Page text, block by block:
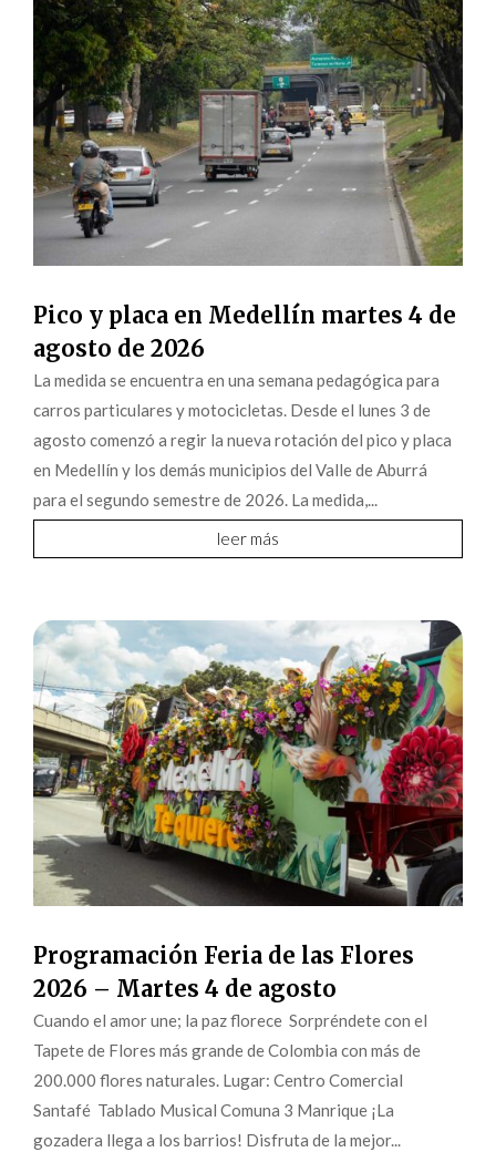
Pico y placa en Medellín martes 4 de
agosto de 2026
La medida se encuentra en una semana pedagógica para
carros particulares y motocicletas. Desde el lunes 3 de
agosto comenzó a regir la nueva rotación del pico y placa
en Medellín y los demás municipios del Valle de Aburrá
para el segundo semestre de 2026. La medida,...
leer más
Programación Feria de las Flores
2026 – Martes 4 de agosto
Cuando el amor une; la paz florece Sorpréndete con el
Tapete de Flores más grande de Colombia con más de
200.000 flores naturales. Lugar: Centro Comercial
Santafé Tablado Musical Comuna 3 Manrique ¡La
gozadera llega a los barrios! Disfruta de la mejor...